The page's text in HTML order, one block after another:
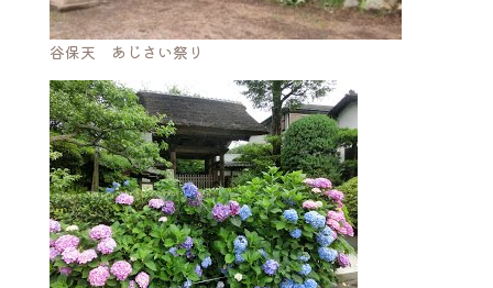
谷保天 あじさい祭り